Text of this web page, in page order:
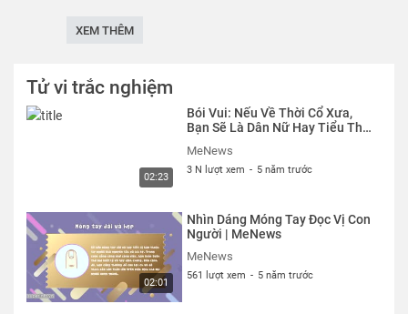
XEM THÊM
Tử vi trắc nghiệm
02:23
Bói Vui: Nếu Về Thời Cổ Xưa,
Bạn Sẽ Là Dân Nữ Hay Tiểu Thư
MeNews
3 N lượt xem - 5 năm trước
02:01
Nhìn Dáng Móng Tay Đọc Vị Con
Người | MeNews
MeNews
561 lượt xem - 5 năm trước